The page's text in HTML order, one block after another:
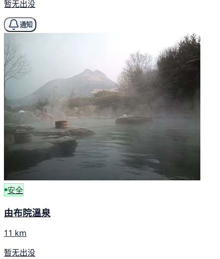
暂无出没
通知
安全
由布院溫泉
11 km
暂无出没